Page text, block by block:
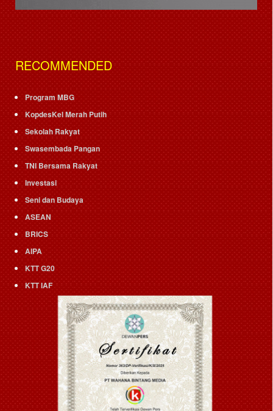
RECOMMENDED
Program MBG
KopdesKel Merah Putih
Sekolah Rakyat
Swasembada Pangan
TNI Bersama Rakyat
Investasi
Seni dan Budaya
ASEAN
BRICS
AIPA
KTT G20
KTT IAF